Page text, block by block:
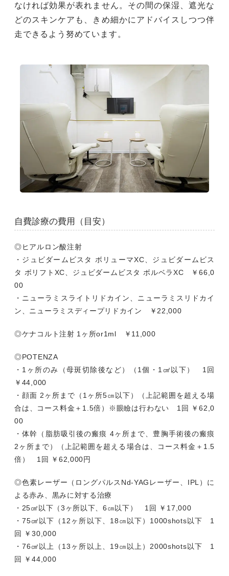
なければ効果が表れません。その間の保湿、遮光な
どのスキンケアも、きめ細かにアドバイスしつつ伴
走できるよう努めています。
自費診療の費用（目安）
◎ヒアルロン酸注射
・ジュビダームビスタ ボリューマXC、ジュビダームビス
タ ボリフトXC、ジュビダームビスタ ボルベラXC ￥66,0
00
・ニューラミスライトリドカイン、ニューラミスリドカイ
ン、ニューラミスディープリドカイン ￥22,000
◎ケナコルト注射 1ヶ所or1ml ￥11,000
◎POTENZA
・1ヶ所のみ（母斑切除後など）（1個・1㎠以下） 1回
￥44,000
・顔面 2ヶ所まで（1ヶ所5㎝以下）（上記範囲を超える場
合は、コース料金＋1.5倍）※眼瞼は行わない 1回 ￥62,0
00
・体幹（脂肪吸引後の瘢痕 4ヶ所まで、豊胸手術後の瘢痕
2ヶ所まで）（上記範囲を超える場合は、コース料金＋1.5
倍） 1回 ￥62,000円
◎色素レーザー（ロングパルスNd-YAGレーザー、IPL）に
よる赤み、黒みに対する治療
・25㎠以下（3ヶ所以下、6㎝以下） 1回 ￥17,000
・75㎠以下（12ヶ所以下、18㎝以下）1000shots以下 1
回 ￥30,000
・76㎠以上（13ヶ所以上、19㎝以上）2000shots以下 1
回 ￥44,000